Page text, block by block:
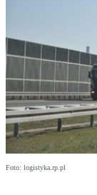
Foto: logistyka.rp.pl